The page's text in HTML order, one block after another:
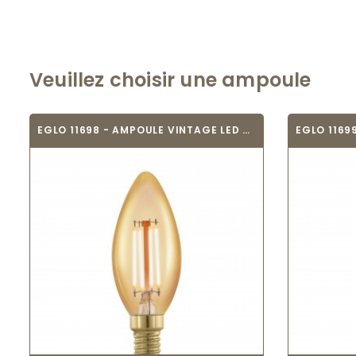
Veuillez choisir une ampoule
EGLO 11698 - AMPOULE VINTAGE LED - LED_E14